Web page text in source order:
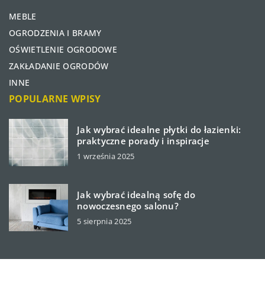
MEBLE
OGRODZENIA I BRAMY
OŚWIETLENIE OGRODOWE
ZAKŁADANIE OGRODÓW
INNE
POPULARNE WPISY
Jak wybrać idealne płytki do łazienki:
praktyczne porady i inspiracje
1 września 2025
Jak wybrać idealną sofę do
nowoczesnego salonu?
5 sierpnia 2025